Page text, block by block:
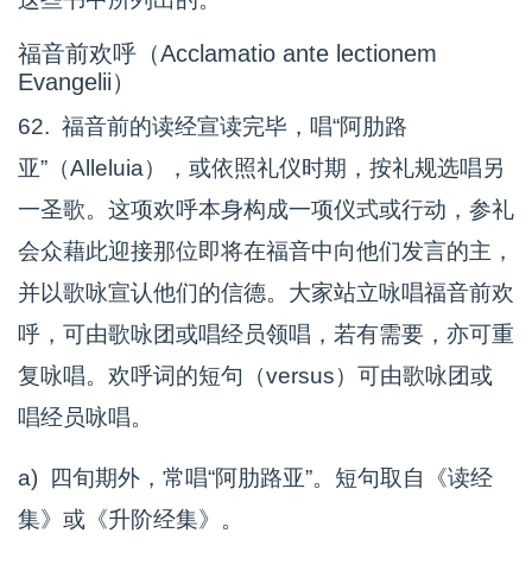
福音前欢呼（Acclamatio ante lectionem
Evangelii）
62. 福音前的读经宣读完毕，唱“阿肋路
亚”（Alleluia），或依照礼仪时期，按礼规选唱另
一圣歌。这项欢呼本身构成一项仪式或行动，参礼
会众藉此迎接那位即将在福音中向他们发言的主，
并以歌咏宣认他们的信德。大家站立咏唱福音前欢
呼，可由歌咏团或唱经员领唱，若有需要，亦可重
复咏唱。欢呼词的短句（versus）可由歌咏团或
唱经员咏唱。
a) 四旬期外，常唱“阿肋路亚”。短句取自《读经
集》或《升阶经集》。